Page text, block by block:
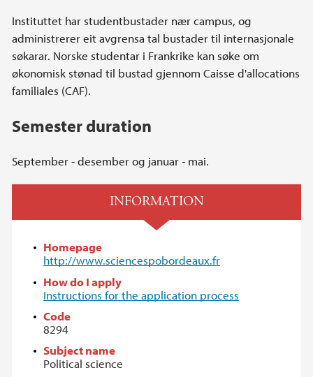
Instituttet har studentbustader nær campus, og
administrerer eit avgrensa tal bustader til internasjonale
søkarar. Norske studentar i Frankrike kan søke om
økonomisk stønad til bustad gjennom Caisse d'allocations
familiales (CAF).
Semester duration
September - desember og januar - mai.
INFORMATION
Homepage
http://www.sciencespobordeaux.fr
How do I apply
Instructions for the application process
Code
8294
Subject name
Political science